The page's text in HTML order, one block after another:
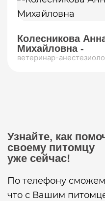
Колесникова
Михайловна -
ветеринар-
Узнайте, как
своему питомцу
уже сейчас!
По телефону
что с Вашим